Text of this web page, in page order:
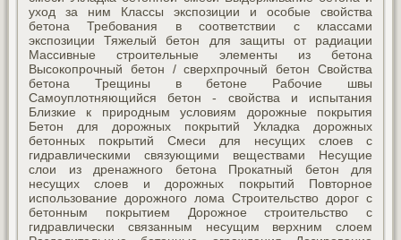
уход за ним Классы экспозиции и особые свойства
бетона Требования в соответствии с классами
экспозиции Тяжелый бетон для защиты от радиации
Массивные строительные элементы из бетона
Высокопрочный бетон / сверхпрочный бетон Свойства
бетона Трещины в бетоне Рабочие швы
Самоуплотняющийся бетон - свойства и испытания
Близкие к природным условиям дорожные покрытия
Бетон для дорожных покрытий Укладка дорожных
бетонных покрытий Смеси для несущих слоев c
гидравлическими связующими веществами Несущие
слои из дренажного бетона Прокатный бетон для
несущих слоев и дорожных покрытий Повторное
использование дорожного лома Строительство дорог с
бетонным покрытием Дорожное строительство с
гидравлически связанным несущим верхним слоем